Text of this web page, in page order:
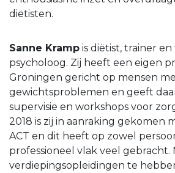
diëtisten.
Sanne Kramp is diëtist, trainer
psycholoog. Zij heeft een eigen
Groningen gericht op mensen
gewichtsproblemen en geeft
supervisie en workshops voor
2018 is zij in aanraking gekomen
ACT en dit heeft op zowel
professioneel vlak veel gebracht.
verdiepingsopleidingen te